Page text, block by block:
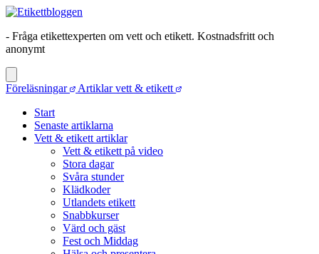
- Fråga etikettexperten om vett och etikett. Kostnadsfritt och
anonymt
Föreläsningar
Artiklar vett & etikett
Start
Senaste artiklarna
Vett & etikett artiklar
Vett & etikett på video
Stora dagar
Svåra stunder
Klädkoder
Utlandets etikett
Snabbkurser
Värd och gäst
Fest och Middag